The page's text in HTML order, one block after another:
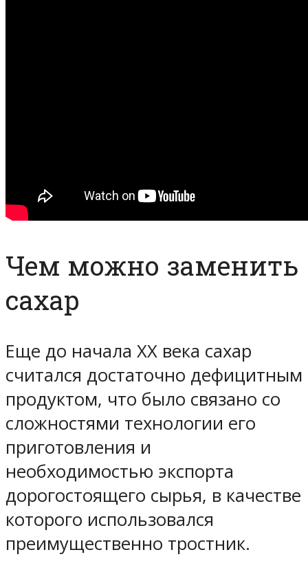
Чем можно заменить
сахар
Еще до начала XX века сахар
считался достаточно дефицитным
продуктом, что было связано со
сложностями технологии его
приготовления и
необходимостью экспорта
дорогостоящего сырья, в качестве
которого использовался
преимущественно тростник.